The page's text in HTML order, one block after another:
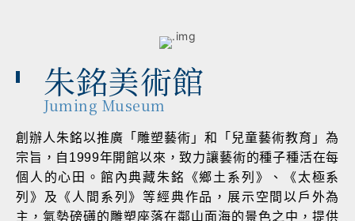
朱銘美術館
Juming Museum
創辦人朱銘以推廣「雕塑藝術」和「兒童藝術教育」為
宗旨，自1999年開館以來，致力讓藝術的種子種活在每
個人的心田。館內典藏朱銘《鄉土系列》、《太極系
列》及《人間系列》等經典作品，展示空間以戶外為
主，氣勢磅礡的雕塑座落在鄰山面海的景色之中，提供